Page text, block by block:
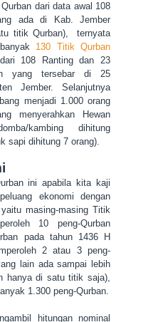
dari data awal 108
ada di Kab. Jember
titik Qurban), ternyata
130 Titik Qurban
108 Ranting dan 23
yang tersebar di 25
Jember. Selanjutnya
menjadi 1.000 orang
menyerahkan Hewan
kambing dihitung
sapi dihitung 7 orang).
ini apabila kita kaji
ekonomi dengan
masing-masing Titik
10 peng-Qurban
pada tahun 1436 H
2 atau 3 peng-
lain ada sampai lebih
hanya di satu titik saja),
1.300 peng-Qurban.
hitungan nominal